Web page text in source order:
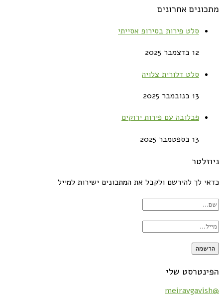
מתכונים אחרונים
סלט פירות בסירופ אסייתי
12 בדצמבר 2025
סלט דלורית צלויה
13 בנובמבר 2025
פבלובה עם פירות ירוקים
13 בספטמבר 2025
ניוזלטר
כדאי לך להירשם ולקבל את המתכונים ישירות למייל
הפינטרסט שלי
@meiravgavish